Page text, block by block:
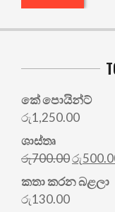
කේ පොයින්ට්
රු1,250.00
ශාස්තෘ
රු700.00Original
price
was:
රු
කතා කරන බළලා
රු130.00